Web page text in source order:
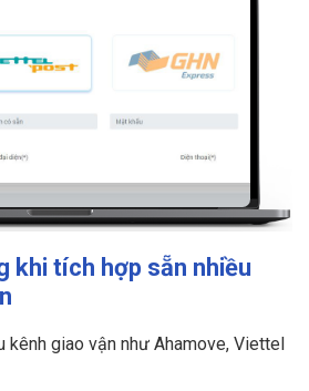
khi tích hợp sẵn nhiều
kênh giao vận như Ahamove, Viettel